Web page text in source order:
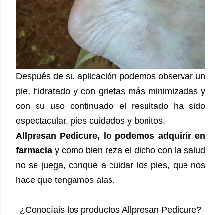
Después de su aplicación podemos observar un
pie, hidratado y con grietas más minimizadas y
con su uso continuado el resultado ha sido
espectacular, pies cuidados y bonitos.
Allpresan Pedicure, lo podemos adquirir en
farmacia y como bien reza el dicho con la salud
no se juega, conque a cuidar los pies, que nos
hace que tengamos alas.
¿Conocíais los productos Allpresan Pedicure?